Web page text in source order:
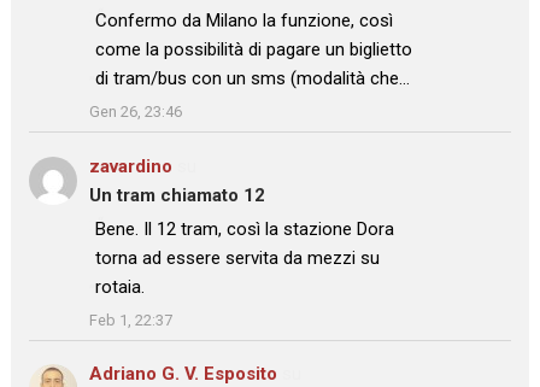
: “
Confermo da Milano la funzione, così
come la possibilità di pagare un biglietto
di tram/bus con un sms (modalità che…
”
Gen 26, 23:46
zavardino
Un tram chiamato 12
: “
Bene. Il 12 tram, così la stazione Dora
torna ad essere servita da mezzi su
rotaia.
”
Feb 1, 22:37
Adriano G. V. Esposito